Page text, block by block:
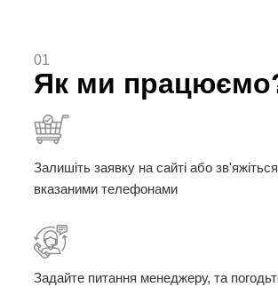
01
Як ми
Залишіть заявку на сайті або
вказаними телефонами
Задайте питання менеджеру, та